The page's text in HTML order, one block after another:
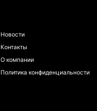
Новости
Контакты
О компании
Политика конфиденциальности